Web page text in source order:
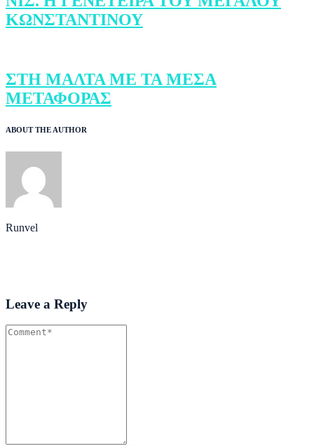
ΚΩΝΣΤΑΝΤΙΝΟΥ
ΣΤΗ ΜΑΛΤΑ ΜΕ ΤΑ ΜΕΣΑ
ΜΕΤΑΦΟΡΑΣ
ABOUT THE AUTHOR
Runvel
Leave a Reply